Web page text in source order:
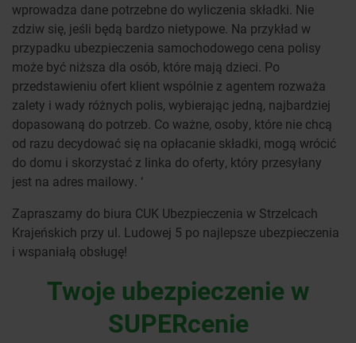
wprowadza dane potrzebne do wyliczenia składki. Nie
zdziw się, jeśli będą bardzo nietypowe. Na przykład w
przypadku ubezpieczenia samochodowego cena polisy
może być niższa dla osób, które mają dzieci. Po
przedstawieniu ofert klient wspólnie z agentem rozważa
zalety i wady różnych polis, wybierając jedną, najbardziej
dopasowaną do potrzeb. Co ważne, osoby, które nie chcą
od razu decydować się na opłacanie składki, mogą wrócić
do domu i skorzystać z linka do oferty, który przesyłany
jest na adres mailowy. ‘
Zapraszamy do biura CUK Ubezpieczenia w Strzelcach
Krajeńskich przy ul. Ludowej 5 po najlepsze ubezpieczenia
i wspaniałą obsługę!
Twoje ubezpieczenie w
SUPERcenie